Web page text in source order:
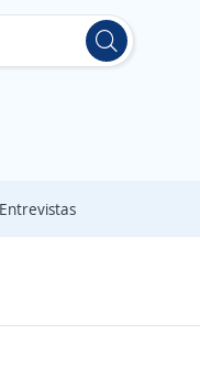
Entrevistas